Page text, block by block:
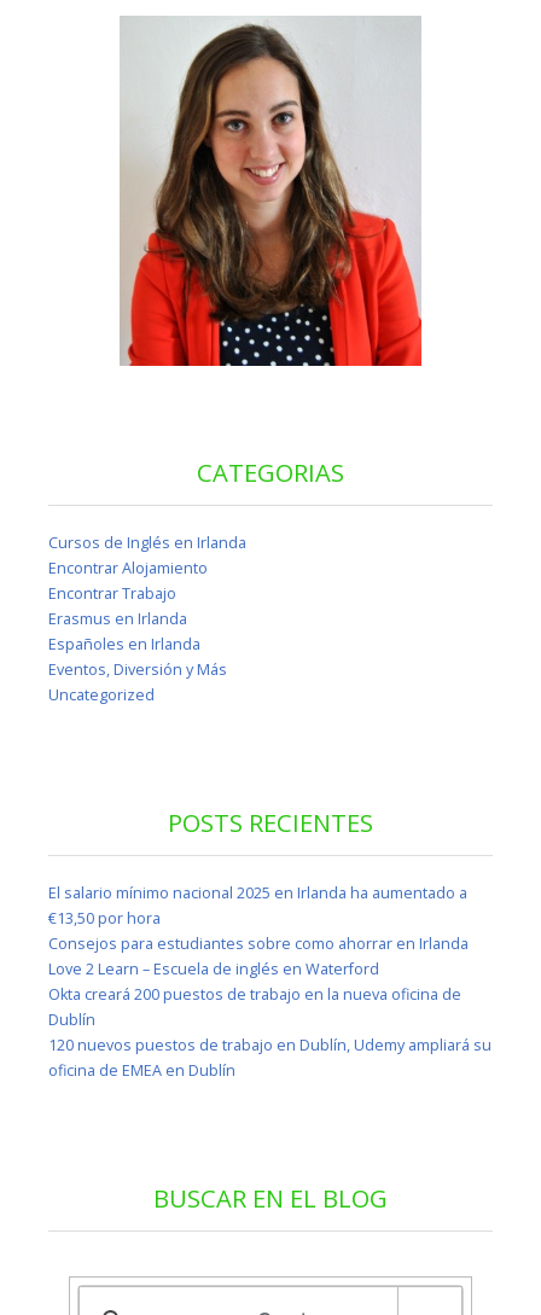
CATEGORIAS
Cursos de Inglés en Irlanda
Encontrar Alojamiento
Encontrar Trabajo
Erasmus en Irlanda
Españoles en Irlanda
Eventos, Diversión y Más
Uncategorized
POSTS RECIENTES
El salario mínimo nacional 2025 en Irlanda ha aumentado a
€13,50 por hora
Consejos para estudiantes sobre como ahorrar en Irlanda
Love 2 Learn – Escuela de inglés en Waterford
Okta creará 200 puestos de trabajo en la nueva oficina de
Dublín
120 nuevos puestos de trabajo en Dublín, Udemy ampliará su
oficina de EMEA en Dublín
BUSCAR EN EL BLOG